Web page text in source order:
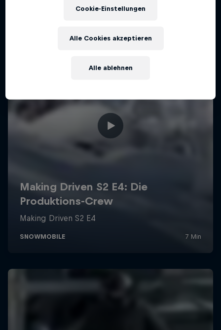
Cookie-Einstellungen
Alle ablehnen
Alle Cookies akzeptieren